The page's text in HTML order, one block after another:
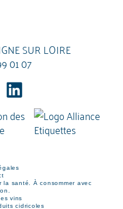
SUR LOIRE
01 07
la santé. À consommer avec
vins
cidricoles